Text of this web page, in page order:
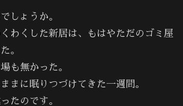
しょうか。
わくした新居は、もはやただのゴミ屋
。
も無かった。
まに眠りつづけてきた一週間。
たのです。